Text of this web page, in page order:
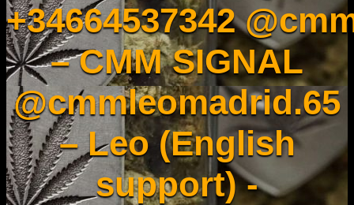
+34664537342
– CMM SIGNAL
@cmmleomadrid.65
– Leo (English
support) -